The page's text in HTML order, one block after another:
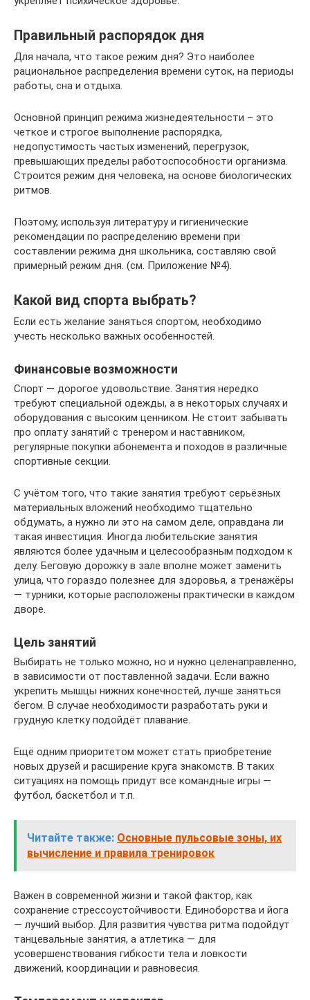
Правильный распорядок дня
Для начала, что такое режим дня? Это наиболее
рациональное распределения времени суток, на периоды
работы, сна и отдыха.
Основной принцип режима жизнедеятельности – это
четкое и строгое выполнение распорядка,
недопустимость частых изменений, перегрузок,
превышающих пределы работоспособности организма.
Строится режим дня человека, на основе биологических
ритмов.
Поэтому, используя литературу и гигиенические
рекомендации по распределению времени при
составлении режима дня школьника, составляю свой
примерный режим дня. (см. Приложение №4).
Какой вид спорта выбрать?
Если есть желание заняться спортом, необходимо
учесть несколько важных особенностей.
Финансовые возможности
Спорт — дорогое удовольствие. Занятия нередко
требуют специальной одежды, а в некоторых случаях и
оборудования с высоким ценником. Не стоит забывать
про оплату занятий с тренером и наставником,
регулярные покупки абонемента и походов в различные
спортивные секции.
С учётом того, что такие занятия требуют серьёзных
материальных вложений необходимо тщательно
обдумать, а нужно ли это на самом деле, оправдана ли
такая инвестиция. Иногда любительские занятия
являются более удачным и целесообразным подходом к
делу. Беговую дорожку в зале вполне может заменить
улица, что гораздо полезнее для здоровья, а тренажёры
— турники, которые расположены практически в каждом
дворе.
Цель занятий
Выбирать не только можно, но и нужно целенаправленно,
в зависимости от поставленной задачи. Если важно
укрепить мышцы нижних конечностей, лучше заняться
бегом. В случае необходимости разработать руки и
грудную клетку подойдёт плавание.
Ещё одним приоритетом может стать приобретение
новых друзей и расширение круга знакомств. В таких
ситуациях на помощь придут все командные игры —
футбол, баскетбол и т.п.
Читайте также: Основные пульсовые зоны, их
вычисление и правила тренировок
Важен в современной жизни и такой фактор, как
сохранение стрессоустойчивости. Единоборства и йога
— лучший выбор. Для развития чувства ритма подойдут
танцевальные занятия, а атлетика — для
усовершенствования гибкости тела и ловкости
движений, координации и равновесия.